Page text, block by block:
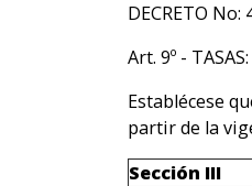
DECRETO No:
Art. 9º - TASAS:
Establécese
partir de la
Sección III